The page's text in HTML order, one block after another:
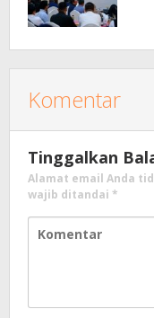
Komentar
Tinggalkan
Alamat email Anda
wajib ditandai *